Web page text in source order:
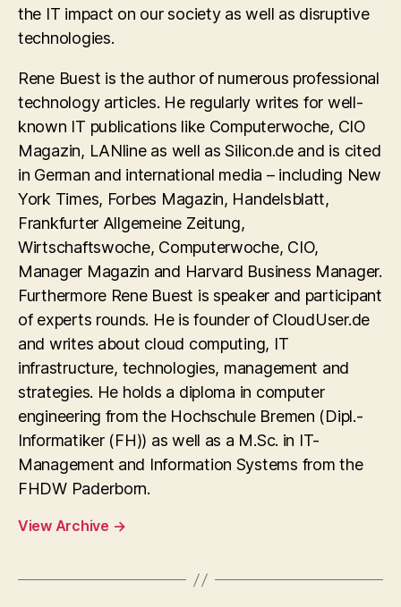
the IT impact on our society as well as disruptive
technologies.
Rene Buest is the author of numerous professional
technology articles. He regularly writes for well-
known IT publications like Computerwoche, CIO
Magazin, LANline as well as Silicon.de and is cited
in German and international media – including New
York Times, Forbes Magazin, Handelsblatt,
Frankfurter Allgemeine Zeitung,
Wirtschaftswoche, Computerwoche, CIO,
Manager Magazin and Harvard Business Manager.
Furthermore Rene Buest is speaker and participant
of experts rounds. He is founder of CloudUser.de
and writes about cloud computing, IT
infrastructure, technologies, management and
strategies. He holds a diploma in computer
engineering from the Hochschule Bremen (Dipl.-
Informatiker (FH)) as well as a M.Sc. in IT-
Management and Information Systems from the
FHDW Paderborn.
View Archive →